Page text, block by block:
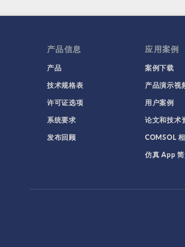
产品信息
产品
技术规格表
许可证选项
系统要求
发布回顾
应用案例
案例下载
产品演示视
用户案例
论文和技术
COMSOL
仿真 App